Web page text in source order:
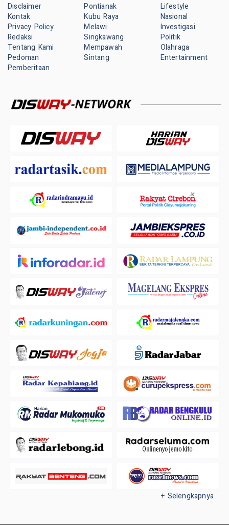
Disclaimer
Kontak
Privacy Policy
Redaksi
Tentang Kami
Pedoman
Pemberitaan
Pontianak
Kubu Raya
Melawi
Singkawang
Mempawah
Sintang
Lifestyle
Nasional
Investigasi
Politik
Olahraga
Entertainment
+ Selengkapnya